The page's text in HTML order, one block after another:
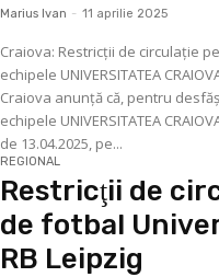
Marius Ivan - 11 aprilie 2025
Craiova: Restricții de circulație
echipele UNIVERSITATEA
Craiova anunţă că, pentru desfăşurarea partidei de fotbal dintre
echipele UNIVERSITATEA
de 13.04.2025, pe...
REGIONAL
Restricţii de
de fotbal
RB Leipzig